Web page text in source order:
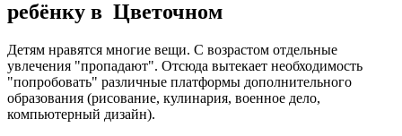
ребёнку в Цветочном
Детям нравятся многие вещи. С возрастом отдельные
увлечения "пропадают". Отсюда вытекает необходимость
"попробовать" различные платформы дополнительного
образования (рисование, кулинария, военное дело,
компьютерный дизайн).